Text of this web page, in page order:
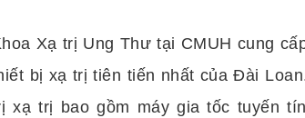
Xạ trị Ung Thư tại CMUH cung
bị xạ trị tiên tiến nhất của Đài
xạ trị bao gồm máy gia tốc tuyến